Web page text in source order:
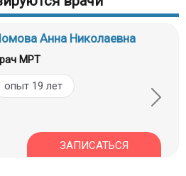
Анна Николаевна
МРТ
опыт 19 лет
ЗАПИСАТЬСЯ